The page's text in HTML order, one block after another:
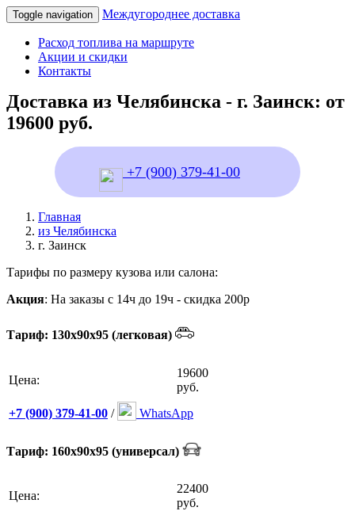
Toggle navigation Междугороднее доставка
Расход топлива на маршруте
Акции и скидки
Контакты
Доставка из Челябинска - г. Заинск: от
19600 руб.
+7 (900) 379-41-00
Главная
из Челябинска
г. Заинск
Тарифы по размеру кузова или салона:
Акция: На заказы с 14ч до 19ч - скидка 200р
Тариф: 130х90х95 (легковая)
Цена:
19600
руб.
+7 (900) 379-41-00 / WhatsApp
Тариф: 160х90х95 (универсал)
Цена:
22400
руб.